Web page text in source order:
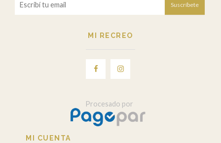
Suscríbete
MI RECREO
Procesado por
MI CUENTA